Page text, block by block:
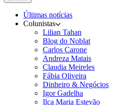
Últimas notícias
Colunistas
Lilian Tahan
Blog do Noblat
Carlos Carone
Andreza Matais
Claudia Meireles
Fábia Oliveira
Dinheiro & Negócios
Igor Gadelha
Ilca Maria Estevão